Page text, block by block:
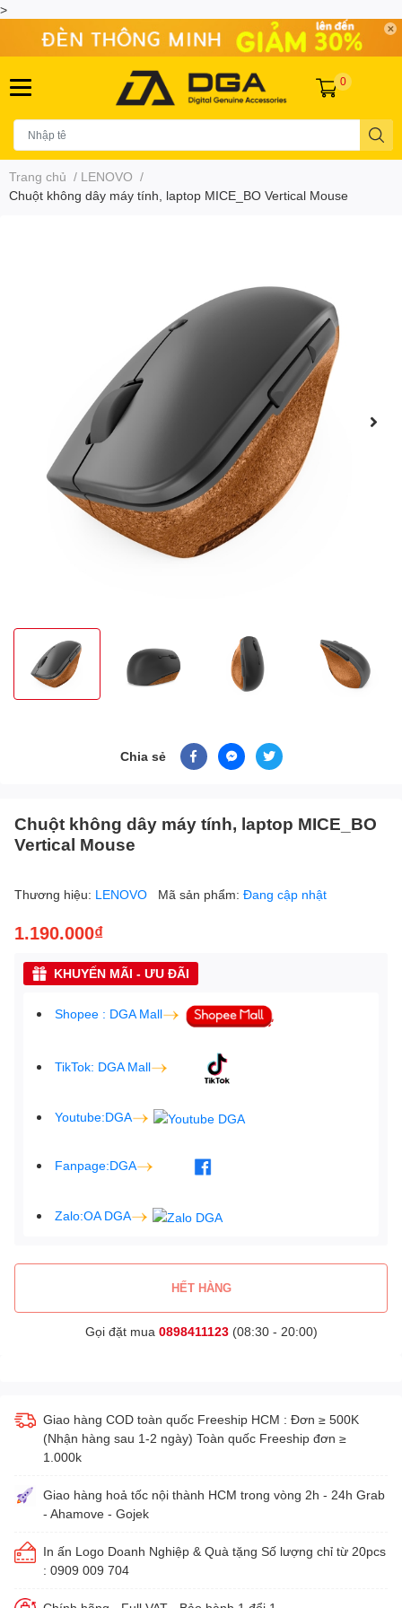
>
0
Trang chủ / LENOVO /
Chuột không dây máy tính, laptop MICE_BO Vertical Mouse
Chia sẻ
Chuột không dây máy tính, laptop MICE_BO
Vertical Mouse
Thương hiệu: LENOVO Mã sản phẩm: Đang cập nhật
1.190.000₫
KHUYẾN MÃI - ƯU ĐÃI
Shopee : DGA Mall
TikTok: DGA Mall
Youtube:DGA
Fanpage:DGA
Zalo:OA DGA
HẾT HÀNG
Gọi đặt mua 0898411123(08:30 - 20:00)
Giao hàng COD toàn quốc Freeship HCM : Đơn ≥ 500K
(Nhận hàng sau 1-2 ngày) Toàn quốc Freeship đơn ≥
1.000k
Giao hàng hoả tốc nội thành HCM trong vòng 2h - 24h Grab
- Ahamove - Gojek
In ấn Logo Doanh Nghiệp & Quà tặng Số lượng chỉ từ 20pcs
: 0909 009 704